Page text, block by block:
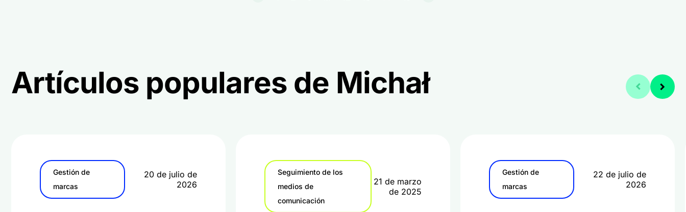
Artículos populares de Michał
Gestión de
marcas
20 de julio de
2026
Seguimiento de los
medios de
comunicación
21 de marzo
de 2025
Gestión de
marcas
22 de julio de
2026